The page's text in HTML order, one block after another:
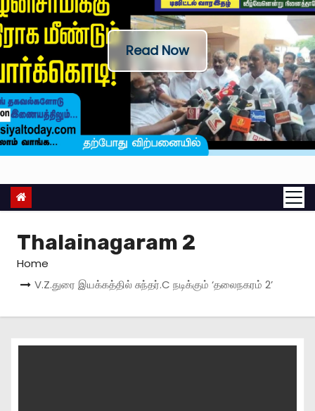
Read Now
Thalainagaram 2
Home
V.Z.துரை இயக்கத்தில் சுந்தர்.C நடிக்கும் ‘தலைநகரம் 2’